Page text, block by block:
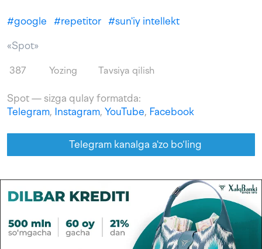
#google #repetitor #sun'iy intellekt
«Spot»
387 Yozing Tavsiya qilish
Spot — sizga qulay formatda:
Telegram, Instagram, YouTube, Facebook
Telegram kanalga a'zo bo‘ling